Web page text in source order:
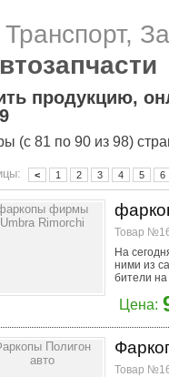
Транспорт,
продукцию,
(с 81 по 90 из 98)
< 1 2 3 4 5 6
Товар
На
ними из
бители на
Цена:
Товар